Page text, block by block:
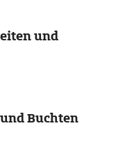
und
Buchten